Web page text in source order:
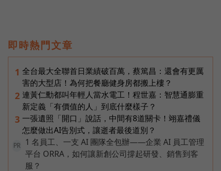
即時熱門文章
1 全台最大全聯首日業績破百萬，蔡篤昌：還會有更厲
害的大型店！為何把餐廳健身房都搬上樓？
2 連黃仁勳都叫年輕人當水電工！程世嘉：智慧通膨重
新定義「有價值的人」到底什麼樣子？
3 一張遺照「開口」說話，中間有8道關卡！翊嘉禮儀
怎麼做出AI告別式，讓逝者最後道別？
PR
1 名員工、一支 AI 團隊全包辦——企業 AI 員工管理
平台 ORRA，如何讓新創公司撐起研發、銷售到客
服？